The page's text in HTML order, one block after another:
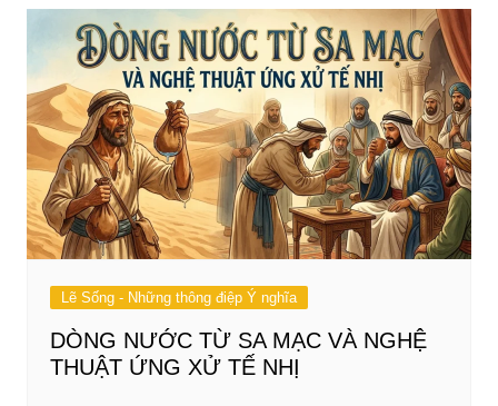
Lẽ Sống - Những thông điệp Ý nghĩa
DÒNG NƯỚC TỪ SA MẠC VÀ NGHỆ
THUẬT ỨNG XỬ TẾ NHỊ